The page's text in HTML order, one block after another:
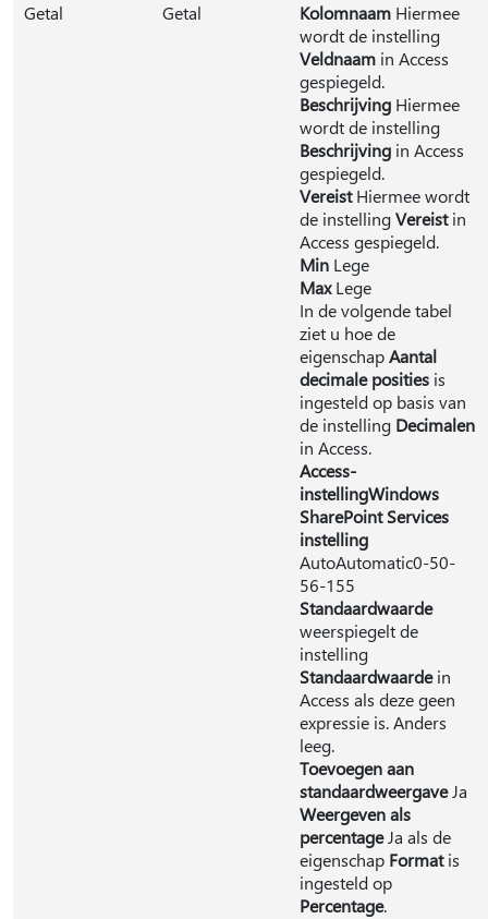
Getal Getal Kolomnaam Hiermee
wordt de instelling
Veldnaam in Access
gespiegeld.
Beschrijving Hiermee
wordt de instelling
Beschrijving in Access
gespiegeld.
VereistHiermee wordt
de instellingVereistin
Access gespiegeld.
Min Lege
MaxLege
In de volgende tabel
ziet u hoe de
eigenschapAantal
decimale posities is
ingesteld op basis van
de instelling Decimalen
in Access.
Access-
instellingWindows
SharePoint Services
instelling
AutoAutomatic0-50-
56-155
Standaardwaarde
weerspiegelt de
instelling
Standaardwaardein
Access als deze geen
expressie is. Anders
leeg.
Toevoegen aan
standaardweergaveJa
Weergeven als
percentageJa als de
eigenschap Formatis
ingesteld op
Percentage.